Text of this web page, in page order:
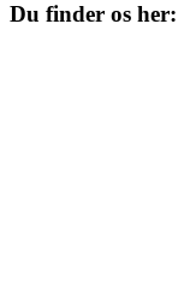
Du finder os her: